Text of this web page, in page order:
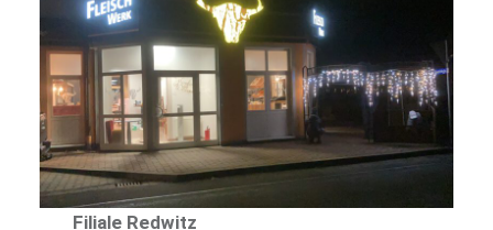
Filiale Redwitz